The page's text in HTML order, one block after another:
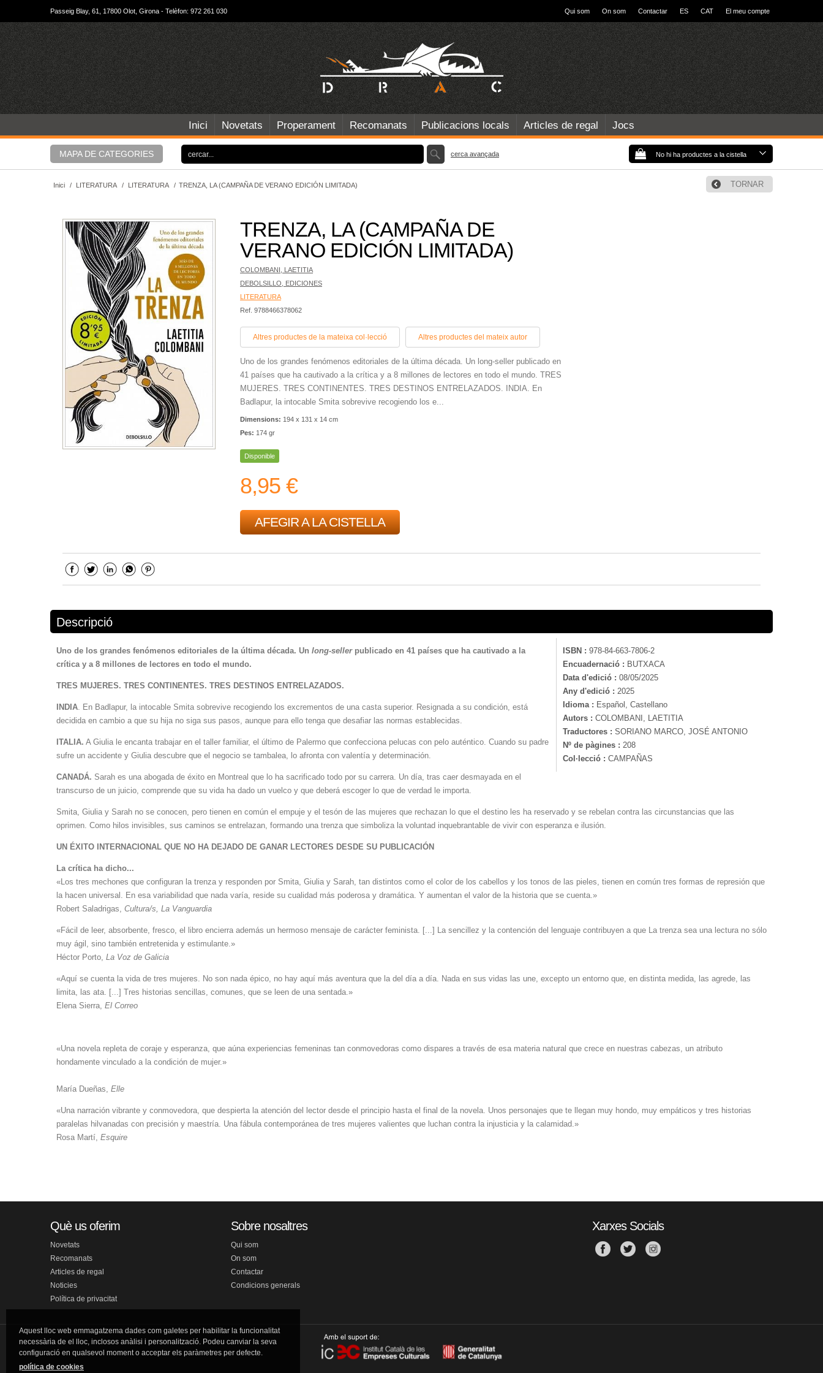
Passeig Blay, 61, 17800 Olot, Girona - Telèfon: 972 261 030 Qui som On som Contactar ES CAT El meu compte
Inici Novetats Properament Recomanats Publicacions locals Articles de regal Jocs
MAPA DE CATEGORIES No hi ha productes a la cistella
cerca avançada
Inici / LITERATURA / LITERATURA / TRENZA, LA (CAMPAÑA DE VERANO EDICIÓN LIMITADA) TORNAR
TRENZA, LA (CAMPAÑA DE
VERANO EDICIÓN LIMITADA)
COLOMBANI, LAETITIA
DEBOLSILLO, EDICIONES
LITERATURA
Ref. 9788466378062
Altres productes de la mateixa col·lecció Altres productes del mateix autor
Uno de los grandes fenómenos editoriales de la última década. Un long-seller publicado en
41 países que ha cautivado a la crítica y a 8 millones de lectores en todo el mundo. TRES
MUJERES. TRES CONTINENTES. TRES DESTINOS ENTRELAZADOS. INDIA. En
Badlapur, la intocable Smita sobrevive recogiendo los e...
Dimensions: 194 x 131 x 14 cm
Pes: 174 gr
Disponible
8,95 €
AFEGIR A LA CISTELLA
Descripció
ISBN : 978-84-663-7806-2
Encuadernació : BUTXACA
Data d'edició : 08/05/2025
Any d'edició : 2025
Idioma : Español, Castellano
Autors : COLOMBANI, LAETITIA
Traductores : SORIANO MARCO, JOSÉ ANTONIO
Nº de pàgines : 208
Col·lecció : CAMPAÑAS
Uno de los grandes fenómenos editoriales de la última década. Un long-sellerpublicado en 41 países que ha cautivado a la
crítica y a 8 millones de lectores en todo el mundo.
TRES MUJERES. TRES CONTINENTES. TRES DESTINOS ENTRELAZADOS.
INDIA. En Badlapur, la intocable Smita sobrevive recogiendo los excrementos de una casta superior. Resignada a su condición, está
decidida en cambio a que su hija no siga sus pasos, aunque para ello tenga que desafiar las normas establecidas.
ITALIA. A Giulia le encanta trabajar en el taller familiar, el último de Palermo que confecciona pelucas con pelo auténtico. Cuando su padre
sufre un accidente y Giulia descubre que el negocio se tambalea, lo afronta con valentía y determinación.
CANADÁ. Sarah es una abogada de éxito en Montreal que lo ha sacrificado todo por su carrera. Un día, tras caer desmayada en el
transcurso de un juicio, comprende que su vida ha dado un vuelco y que deberá escoger lo que de verdad le importa.
Smita, Giulia y Sarah no se conocen, pero tienen en común el empuje y el tesón de las mujeres que rechazan lo que el destino les ha reservado y se rebelan contra las circunstancias que las
oprimen. Como hilos invisibles, sus caminos se entrelazan, formando una trenza que simboliza la voluntad inquebrantable de vivir con esperanza e ilusión.
UN ÉXITO INTERNACIONAL QUE NO HA DEJADO DE GANAR LECTORES DESDE SU PUBLICACIÓN
La crítica ha dicho...
«Los tres mechones que configuran la trenza y responden por Smita, Giulia y Sarah, tan distintos como el color de los cabellos y los tonos de las pieles, tienen en común tres formas de represión que
la hacen universal. En esa variabilidad que nada varía, reside su cualidad más poderosa y dramática. Y aumentan el valor de la historia que se cuenta.»
Robert Saladrigas, Cultura/s, La Vanguardia
«Fácil de leer, absorbente, fresco, el libro encierra además un hermoso mensaje de carácter feminista. [...] La sencillez y la contención del lenguaje contribuyen a que La trenza sea una lectura no sólo
muy ágil, sino también entretenida y estimulante.»
Héctor Porto, La Voz de Galicia
«Aquí se cuenta la vida de tres mujeres. No son nada épico, no hay aquí más aventura que la del día a día. Nada en sus vidas las une, excepto un entorno que, en distinta medida, las agrede, las
limita, las ata. [...] Tres historias sencillas, comunes, que se leen de una sentada.»
Elena Sierra, El Correo
«Una novela repleta de coraje y esperanza, que aúna experiencias femeninas tan conmovedoras como dispares a través de esa materia natural que crece en nuestras cabezas, un atributo
hondamente vinculado a la condición de mujer.»
María Dueñas, Elle
«Una narración vibrante y conmovedora, que despierta la atención del lector desde el principio hasta el final de la novela. Unos personajes que te llegan muy hondo, muy empáticos y tres historias
paralelas hilvanadas con precisión y maestría. Una fábula contemporánea de tres mujeres valientes que luchan contra la injusticia y la calamidad.»
Rosa Martí, Esquire
Què us oferim
Novetats
Recomanats
Articles de regal
Noticies
Política de privacitat
Sobre nosaltres
Qui som
On som
Contactar
Condicions generals
Xarxes Socials
Aquest lloc web emmagatzema dades com galetes per habilitar la funcionalitat
necessària de el lloc, inclosos anàlisi i personalització. Podeu canviar la seva
configuració en qualsevol moment o acceptar els paràmetres per defecte.
política de cookies